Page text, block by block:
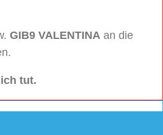
GIB9 VALENTINA an die
tut.